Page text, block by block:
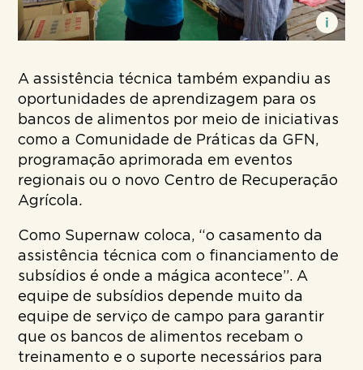
A assistência técnica também expandiu as
oportunidades de aprendizagem para os
bancos de alimentos por meio de iniciativas
como a Comunidade de Práticas da GFN,
programação aprimorada em eventos
regionais ou o novo Centro de Recuperação
Agrícola.
Como Supernaw coloca, “o casamento da
assistência técnica com o financiamento de
subsídios é onde a mágica acontece”. A
equipe de subsídios depende muito da
equipe de serviço de campo para garantir
que os bancos de alimentos recebam o
treinamento e o suporte necessários para